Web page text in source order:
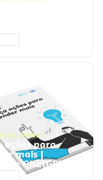
, VENDAS
ações para
mais |
ChatGPT